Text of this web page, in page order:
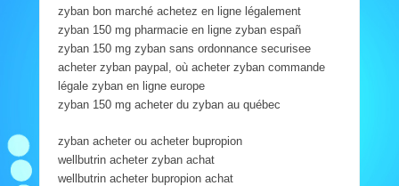
zyban bon marché achetez en ligne légalement
zyban 150 mg pharmacie en ligne zyban españ
zyban 150 mg zyban sans ordonnance securisee
acheter zyban paypal, où acheter zyban commande
légale zyban en ligne europe
zyban 150 mg acheter du zyban au québec
zyban acheter ou acheter bupropion
wellbutrin acheter zyban achat
wellbutrin acheter bupropion achat